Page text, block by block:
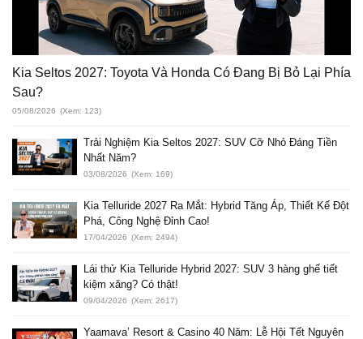
Kia Seltos 2027: Toyota Và Honda Có Đang Bị Bỏ Lại Phía
Sau?
05/08/2026 (Xem: 123)
Trải Nghiệm Kia Seltos 2027: SUV Cỡ Nhỏ Đáng Tiền
Nhất Năm?
03/08/2026 (Xem: 169)
Kia Telluride 2027 Ra Mắt: Hybrid Tăng Áp, Thiết Kế Đột
Phá, Công Nghệ Đỉnh Cao!
17/04/2026 (Xem: 2494)
Lái thử Kia Telluride Hybrid 2027: SUV 3 hàng ghế tiết
kiệm xăng? Có thật!
09/04/2026 (Xem: 2617)
Yaamava’ Resort & Casino 40 Năm: Lễ Hội Tết Nguyên